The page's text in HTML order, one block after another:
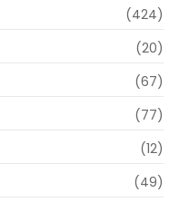
(424)
(20)
(67)
(77)
(12)
(49)